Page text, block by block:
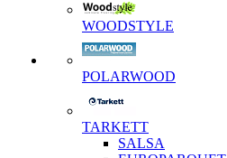
WOODSTYLE
POLARWOOD
TARKETT
SALSA